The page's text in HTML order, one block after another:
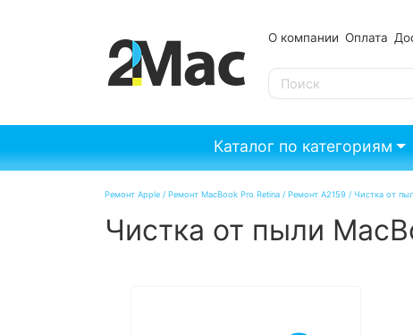
О компании Оплата
SE
Каталог по категориям
Ремонт Apple / Ремонт MacBook Pro Retina / Ремонт A2159 / Чистка от
Чистка от пыли